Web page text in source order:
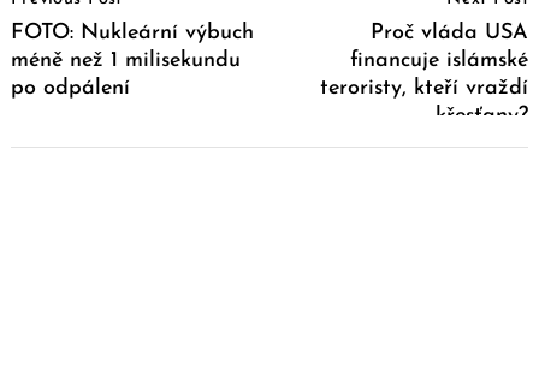
Navigation
FOTO: Nukleární výbuch
méně než 1 milisekundu
po odpálení
Proč vláda USA
financuje islámské
teroristy, kteří vraždí
křesťany?